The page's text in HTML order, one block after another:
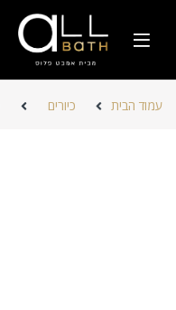
עמוד הבית כיורים